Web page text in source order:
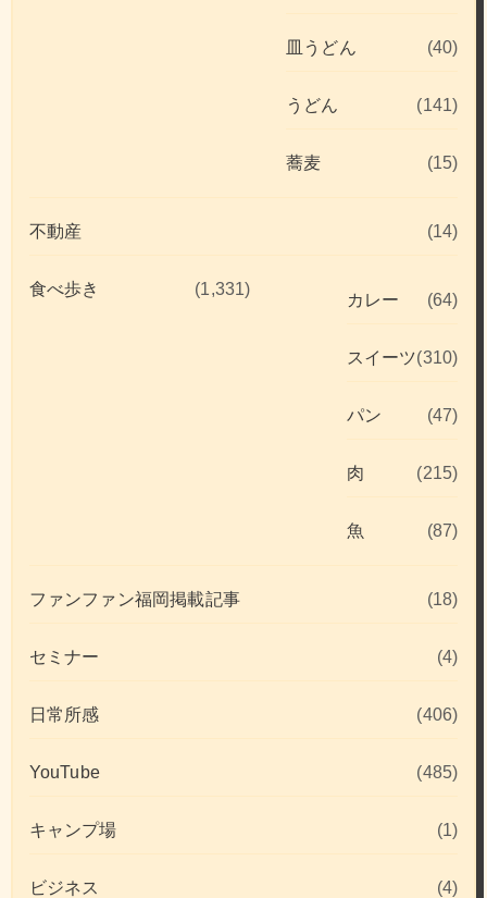
皿うどん (40)
うどん (141)
蕎麦 (15)
不動産 (14)
食べ歩き (1,331)
カレー (64)
スイーツ(310)
パン (47)
肉 (215)
魚 (87)
ファンファン福岡掲載記事 (18)
セミナー (4)
日常所感 (406)
YouTube (485)
キャンプ場 (1)
ビジネス (4)